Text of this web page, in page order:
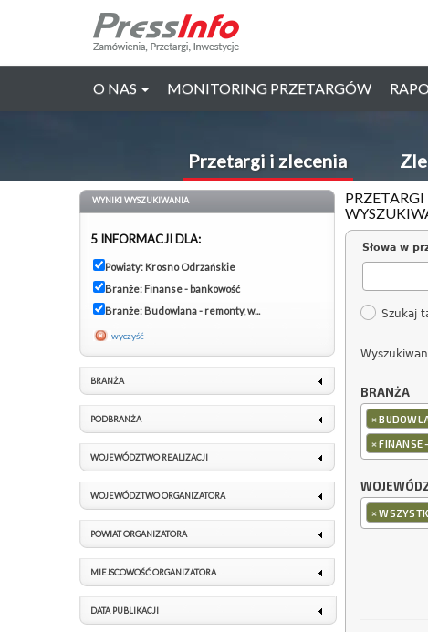
O NAS MONITORING PRZETARGÓW
Przetargi i zlecenia
Słowa w
Szukaj
BRANŻA
×
×FINANSE
×
WYNIKI WYSZUKIWANIA
5 INFORMACJI DLA:
Powiaty: Krosno Odrzańskie
Branże: Finanse - bankowość
Branże: Budowlana - remonty, w...
wyczyść
BRANŻA
PODBRANŻA
WOJEWÓDZTWO REALIZACJI
WOJEWÓDZTWO ORGANIZATORA
POWIAT ORGANIZATORA
MIEJSCOWOŚĆ ORGANIZATORA
DATA PUBLIKACJI